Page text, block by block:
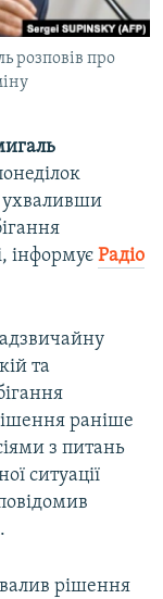
розповів про
ухваливши
інформує Радіо
та
раніше
з питань
ситуації
рішення